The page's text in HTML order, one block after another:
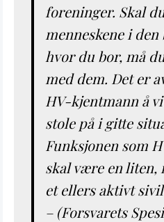
foreninger. Skal
menneskene i
hvor du bor, må
med dem. Det er
HV-kjentmann å
stole på i gitte
Funksjonen som
skal være en liten,
et ellers aktivt
– (Forsvarets